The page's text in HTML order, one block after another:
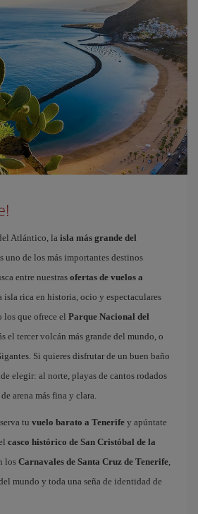
Atlántico, la isla más grande del
uno de los más importantes destinos
entre nuestras ofertas de vuelos a
isla rica en historia, ocio y espectaculares
los que ofrece el Parque Nacional del
el tercer volcán más grande del mundo, o
Si quieres disfrutar de un buen baño
elegir: al norte, playas de cantos rodados
arena más fina y clara.
tu vuelo barato a Tenerife y apúntate
casco histórico de San Cristóbal de la
los Carnavales de Santa Cruz de Tenerife,
mundo y toda una seña de identidad de